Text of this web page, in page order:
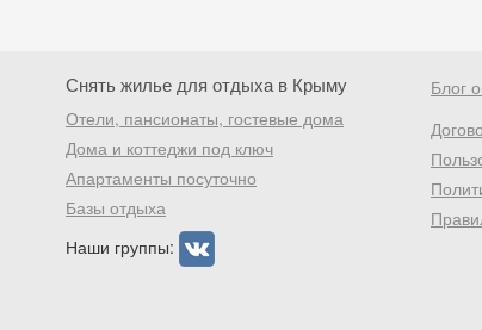
Снять жилье для отдыха в Крыму
Отели, пансионаты, гостевые дома
Дома и коттеджи под ключ
Апартаменты посуточно
Базы отдыха
Наши группы:
Блог